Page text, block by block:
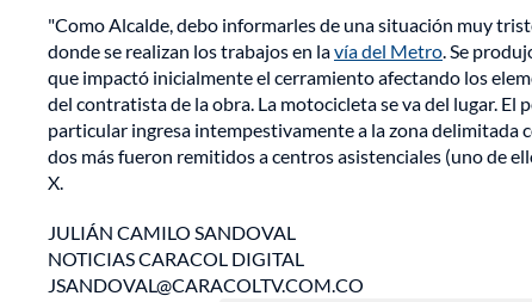
"Como Alcalde, debo informarles de una situación muy
donde se realizan los trabajos en lavía del Metro. Se
que impactó inicialmente el cerramiento afectando los
del contratista de la obra. La motocicleta se va del lugar. El
particular ingresa intempestivamente a la zona delimitada
dos más fueron remitidos a centros asistenciales (uno de
X.
JULIÁN CAMILO SANDOVAL
NOTICIAS CARACOL DIGITAL
JSANDOVAL@CARACOLTV.COM.CO